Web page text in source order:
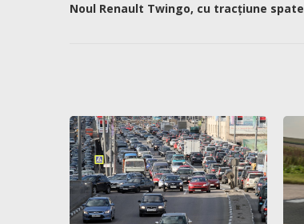
Noul Renault Twingo, cu tracțiune spate